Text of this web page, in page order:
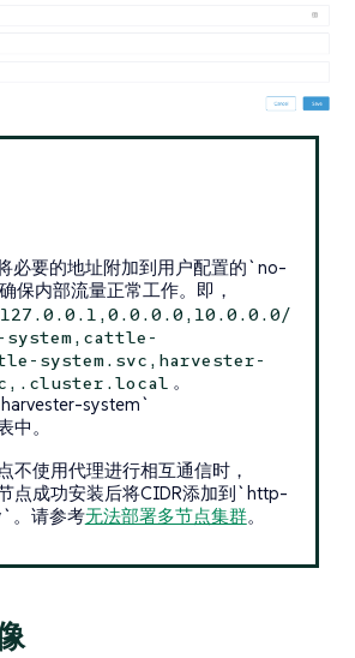
必要的地址附加到用户配置的`no-
保内部流量正常工作。即，
system,cattle-
system.svc,harvester-
。
system`
中。
不使用代理进行相互通信时，
点成功安装后将CIDR添加到`http-
。请参考无法部署多节点集群。